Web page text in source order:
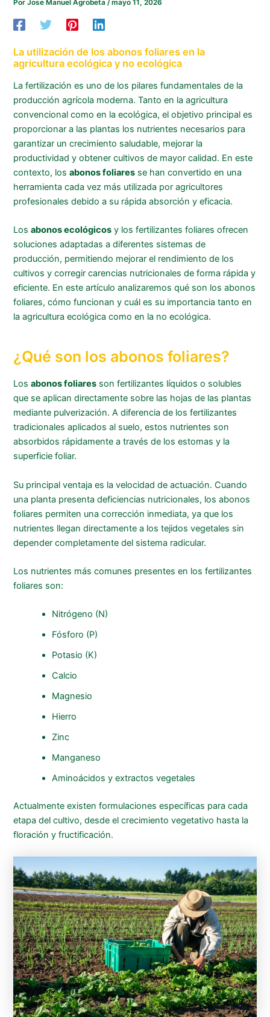
PorJose Manuel Agrobeta/mayo 11, 2026
La utilización de los abonos foliares en la
agricultura ecológica y no ecológica
La fertilización es uno de los pilares fundamentales de la
producción agrícola moderna. Tanto en la agricultura
convencional como en la ecológica, el objetivo principal es
proporcionar a las plantas los nutrientes necesarios para
garantizar un crecimiento saludable, mejorar la
productividad y obtener cultivos de mayor calidad. En este
contexto, losabonos foliares se han convertido en una
herramienta cada vez más utilizada por agricultores
profesionales debido a su rápida absorción y eficacia.
Losabonos ecológicos y los fertilizantes foliares ofrecen
soluciones adaptadas a diferentes sistemas de
producción, permitiendo mejorar el rendimiento de los
cultivos y corregir carencias nutricionales de forma rápida y
eficiente. En este artículo analizaremos qué son los abonos
foliares, cómo funcionan y cuál es su importancia tanto en
la agricultura ecológica como en la no ecológica.
¿Qué son los abonos foliares?
Losabonos foliares son fertilizantes líquidos o solubles
que se aplican directamente sobre las hojas de las plantas
mediante pulverización. A diferencia de los fertilizantes
tradicionales aplicados al suelo, estos nutrientes son
absorbidos rápidamente a través de los estomas y la
superficie foliar.
Su principal ventaja es la velocidad de actuación. Cuando
una planta presenta deficiencias nutricionales, los abonos
foliares permiten una corrección inmediata, ya que los
nutrientes llegan directamente a los tejidos vegetales sin
depender completamente del sistema radicular.
Los nutrientes más comunes presentes en los fertilizantes
foliares son:
Nitrógeno (N)
Fósforo (P)
Potasio (K)
Calcio
Magnesio
Hierro
Zinc
Manganeso
Aminoácidos y extractos vegetales
Actualmente existen formulaciones específicas para cada
etapa del cultivo, desde el crecimiento vegetativo hasta la
floración y fructificación.